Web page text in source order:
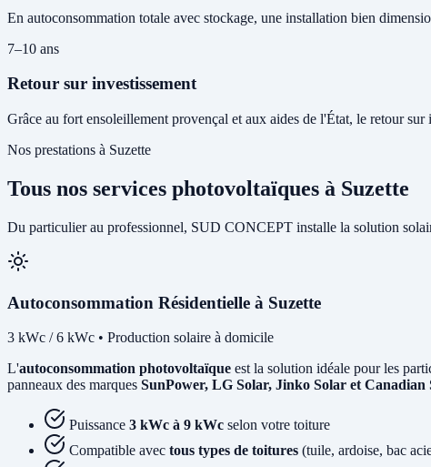
En autoconsommation totale avec stockage, une installation bien
7–10 ans
Retour sur investissement
Grâce au fort ensoleillement provençal et aux aides de l'État, le retour
Nos prestations à Suzette
Tous nos services photovoltaïques à Suzette
Du particulier au professionnel, SUD CONCEPT installe la solution
Autoconsommation Résidentielle à Suzette
3 kWc / 6 kWc • Production solaire à domicile
L'autoconsommation photovoltaïque est la solution idéale pour les
panneaux des marques SunPower, LG Solar, Jinko Solar et Canadian
Puissance 3 kWc à 9 kWc selon votre toiture
Compatible avec tous types de toitures (tuile, ardoise, bac